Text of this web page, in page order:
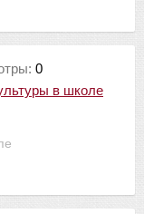
0
в школе